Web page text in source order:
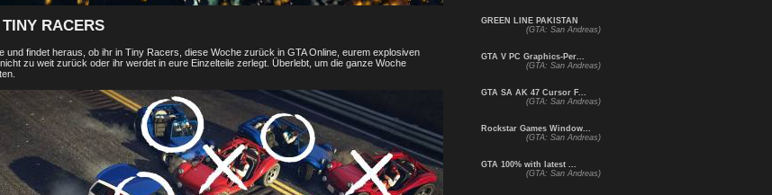
RACERS
und findet heraus, ob ihr in Tiny Racers, diese Woche zurück in GTA Online, eurem explosiven
zu weit zurück oder ihr werdet in eure Einzelteile zerlegt. Überlebt, um die ganze Woche
GREEN LINE PAKISTAN
(GTA: San Andreas)
GTA V PC Graphics-Per...
(GTA: San Andreas)
GTA SA AK 47 Cursor F...
(GTA: San Andreas)
Rockstar Games Window...
(GTA: San Andreas)
GTA 100% with latest ...
(GTA: San Andreas)